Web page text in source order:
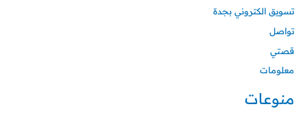
تسويق الكتروني بجدة
تواصل
قصتي
معلومات
منوعات